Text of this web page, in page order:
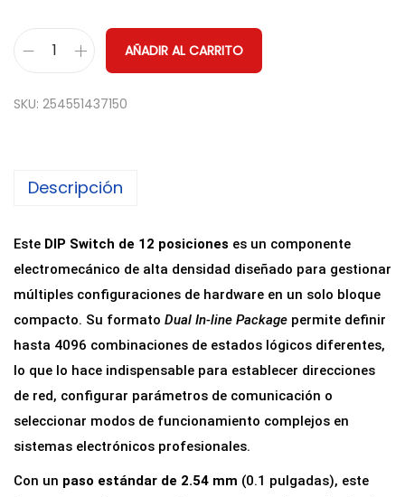
t
r
p
t
o
r
D
S
w
AÑADIR AL CARRITO
SKU: 254551437150
Descripción
Este DIP Switch de 12 posiciones es un componente
electromecánico de alta densidad diseñado para gestionar
múltiples configuraciones de hardware en un solo bloque
compacto. Su formato Dual In-line Package permite definir
hasta 4096 combinaciones de estados lógicos diferentes,
lo que lo hace indispensable para establecer direcciones
de red, configurar parámetros de comunicación o
seleccionar modos de funcionamiento complejos en
sistemas electrónicos profesionales.
Con un paso estándar de 2.54 mm (0.1 pulgadas), este